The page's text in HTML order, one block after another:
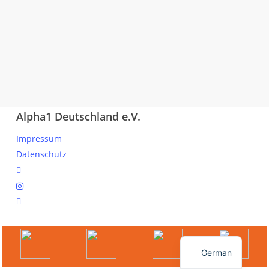
Alpha1 Deutschland e.V.
Impressum
Datenschutz
linkedin
instagram
spotify
© 2026 Ihr Online Portal für Mitglieder und Interessierte.
German
English